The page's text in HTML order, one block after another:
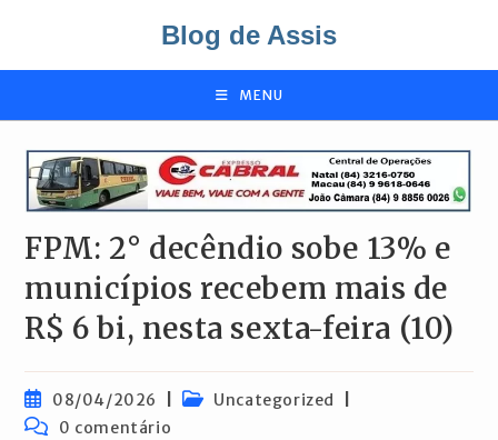
o
Blog de Assis
MENU
FPM: 2° decêndio sobe 13% e
municípios recebem mais de
R$ 6 bi, nesta sexta-feira (10)
Post
publicado:
08/04/2026
Categoria
Uncategorized
Comentários
0 comentário